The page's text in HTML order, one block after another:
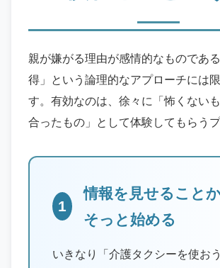
親が嫌がる理由が感情的なものであ
得」という論理的なアプローチには
す。有効なのは、徐々に「怖くない
合ったもの」として体験してもらうプ
1
情報を見せることか
そっと始める
いきなり「介護タクシーを使お